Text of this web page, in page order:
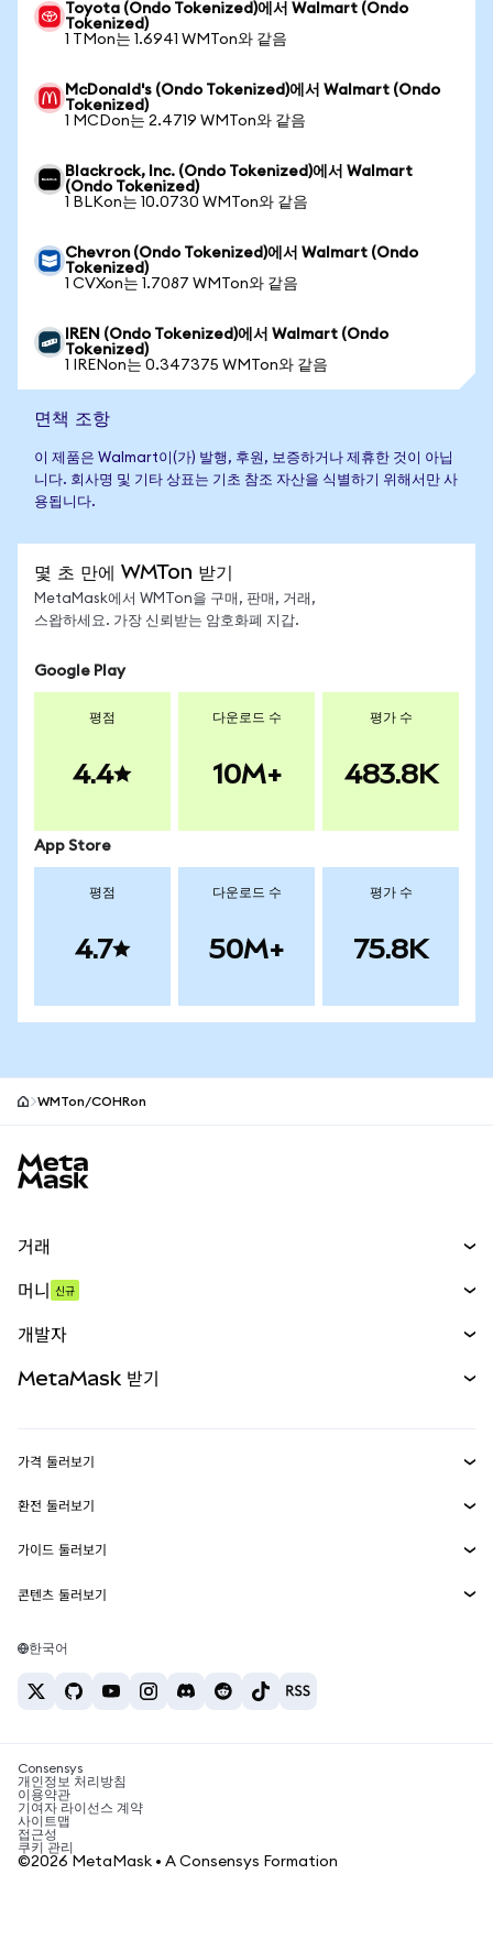
Toyota (Ondo Tokenized)에서 Walmart (Ondo
Tokenized)
1 TMon는 1.6941 WMTon와 같음
McDonald's (Ondo Tokenized)에서 Walmart (Ondo
Tokenized)
1 MCDon는 2.4719 WMTon와 같음
Blackrock, Inc. (Ondo Tokenized)에서 Walmart
(Ondo Tokenized)
1 BLKon는 10.0730 WMTon와 같음
Chevron (Ondo Tokenized)에서 Walmart (Ondo
Tokenized)
1 CVXon는 1.7087 WMTon와 같음
IREN (Ondo Tokenized)에서 Walmart (Ondo
Tokenized)
1 IRENon는 0.347375 WMTon와 같음
면책 조항
이 제품은 Walmart이(가) 발행, 후원, 보증하거나 제휴한 것이 아닙
니다. 회사명 및 기타 상표는 기초 참조 자산을 식별하기 위해서만 사
용됩니다.
몇 초 만에 WMTon 받기
MetaMask에서 WMTon을 구매, 판매, 거래,
스왑하세요. 가장 신뢰받는 암호화폐 지갑.
Google Play
평점
4.4
다운로드 수
10M+
평가 수
483.8K
App Store
평점
4.7
다운로드 수
50M+
평가 수
75.8K
WMTon/COHRon
거래
무기한 선물
실물자산
머니 신규
개발자
MetaMask Connect
Snaps
웹3 서비스
MetaMask 받기
보안
고객 지원
채용
가격 둘러보기
이더리움 가격
솔라나 가격
테더 가격
환전 둘러보기
ETH를 USD로 환전
USDT를 INR로 환전
BTC를 INR로 환전
ETH를 USDT로 환전
가이드 둘러보기
ETH 매수
USDT 매수
SHIB 매수
BNB 매수
콘텐츠 둘러보기
솔라나 지갑
암호화폐 세금 뉴스
암호화폐 매수 방법
비트코인 매도 방법
한국어
Consensys
개인정보 처리방침
이용약관
기여자 라이선스 계약
사이트맵
접근성
쿠키 관리
©2026 MetaMask • A Consensys Formation